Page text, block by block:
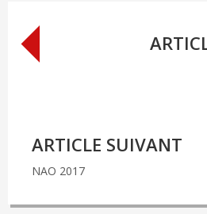
Post
navigation
ARTICLE SUIVANT
NAO 2017